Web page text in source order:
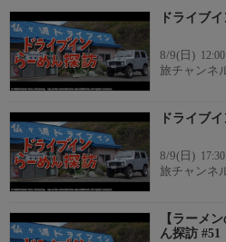
番組内容 2/2
俺の長崎らーめん旅 第３弾
平戸市の「ドライブイン峠」は平
も味わえるドライブイン。東彼杵
ちらで札幌みそラーメンをいただく
ドライブ
8/9(日)
旅チャンネ
ドライブ
8/9(日)
旅チャンネ
【ラーメ
ん探訪 #51